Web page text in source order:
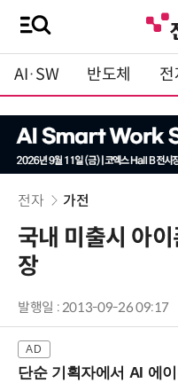
AI·SW 반도체 전
전자 가전
국내 미출시 아
장
발행일 : 2013-09-26 09:17
단순 기획자에서 AI 에이전트의 세계